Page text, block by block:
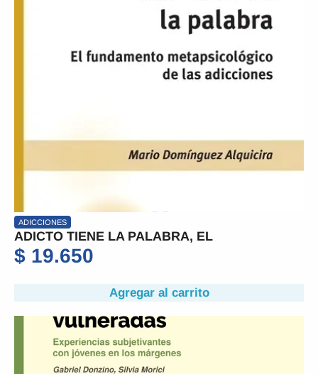
ADICCIONES
ADICTO TIENE LA PALABRA, EL
$ 19.650
Agregar al carrito